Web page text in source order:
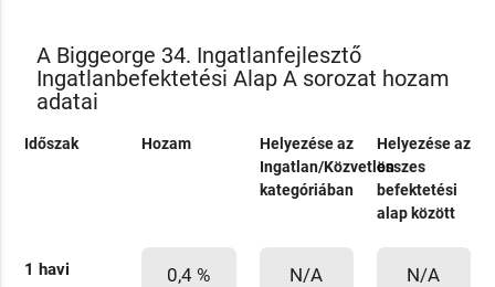
A Biggeorge 34. Ingatlanfejlesztő
Ingatlanbefektetési Alap A sorozat hozam
adatai
Időszak Hozam
Helyezése az
Ingatlan/Közvetlen
kategóriában
Helyezése az
összes
befektetési
alap között
1 havi 0,4 % N/A N/A